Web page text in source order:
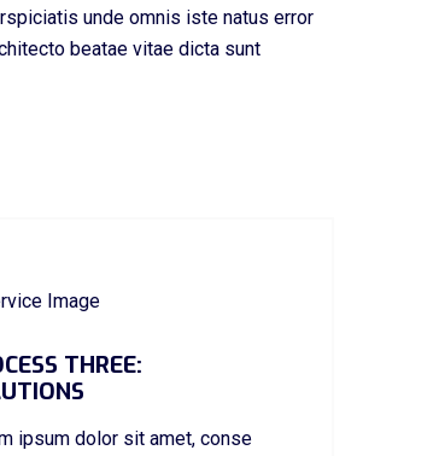
unde omnis iste natus error
beatae vitae dicta sunt
THREE:
ipsum dolor sit amet, conse